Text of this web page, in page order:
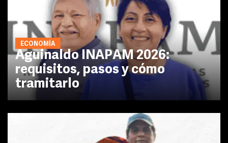
ECONOMÍA
Aguinaldo INAPAM 2026:
requisitos, pasos y cómo
tramitarlo